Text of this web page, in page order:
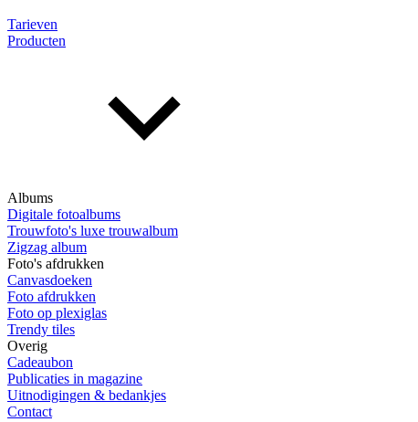
Tarieven
Producten
Albums
Digitale fotoalbums
Trouwfoto's luxe trouwalbum
Zigzag album
Foto's afdrukken
Canvasdoeken
Foto afdrukken
Foto op plexiglas
Trendy tiles
Overig
Cadeaubon
Publicaties in magazine
Uitnodigingen & bedankjes
Contact